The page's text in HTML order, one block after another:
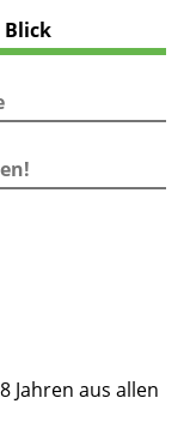
Blick
Jahren aus allen